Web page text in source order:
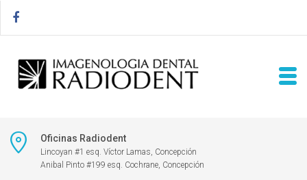
Oficinas Radiodent
Lincoyan #1 esq. Víctor Lamas, Concepción
Anibal Pinto #199 esq. Cochrane, Concepción